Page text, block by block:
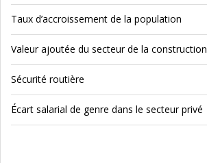
Taux d’accroissement de la population
Valeur ajoutée du secteur de la construction
Sécurité routière
Écart salarial de genre dans le secteur privé